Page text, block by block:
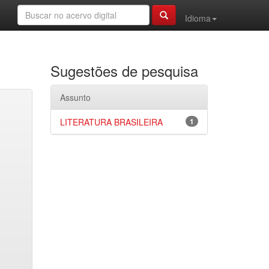
Idioma
Sugestões de pesquisa
Assunto
1
LITERATURA BRASILEIRA